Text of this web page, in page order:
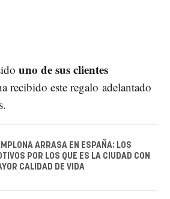
uno de sus clientes
recibido este regalo adelantado
ARRASA EN ESPAÑA: LOS
POR LOS QUE ES LA CIUDAD CON
CALIDAD DE VIDA